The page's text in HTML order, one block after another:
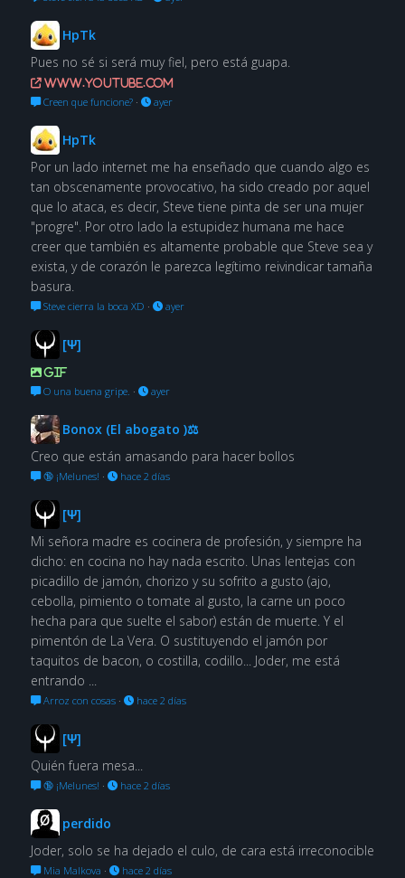
HpTk
Pues no sé si será muy fiel, pero está guapa.
www.youtube.com
Creen que funcione?· ayer
HpTk
Por un lado internet me ha enseñado que cuando algo es
tan obscenamente provocativo, ha sido creado por aquel
que lo ataca, es decir, Steve tiene pinta de ser una mujer
"progre". Por otro lado la estupidez humana me hace
creer que también es altamente probable que Steve sea y
exista, y de corazón le parezca legítimo reivindicar tamaña
basura.
Steve cierra la boca XD · ayer
[Ψ]
GIF
O una buena gripe. · ayer
Bonox (El abogato )⚖
Creo que están amasando para hacer bollos
🔞 ¡Melunes! · hace 2 días
[Ψ]
Mi señora madre es cocinera de profesión, y siempre ha
dicho: en cocina no hay nada escrito. Unas lentejas con
picadillo de jamón, chorizo y su sofrito a gusto (ajo,
cebolla, pimiento o tomate al gusto, la carne un poco
hecha para que suelte el sabor) están de muerte. Y el
pimentón de La Vera. O sustituyendo el jamón por
taquitos de bacon, o costilla, codillo... Joder, me está
entrando ...
Arroz con cosas· hace 2 días
[Ψ]
Quién fuera mesa...
🔞 ¡Melunes! · hace 2 días
perdido
Joder, solo se ha dejado el culo, de cara está irreconocible
Mia Malkova · hace 2 días